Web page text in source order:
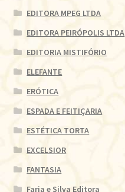
EDITORA MPEG LTDA
EDITORA PEIRÓPOLIS LTDA
EDITORIA MISTIFÓRIO
ELEFANTE
ERÓTICA
ESPADA E FEITIÇARIA
ESTÉTICA TORTA
EXCELSIOR
FANTASIA
Faria e Silva Editora